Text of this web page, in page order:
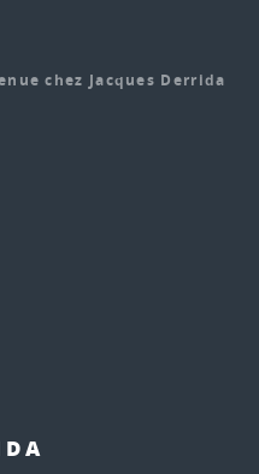
chez Jacques Derrida